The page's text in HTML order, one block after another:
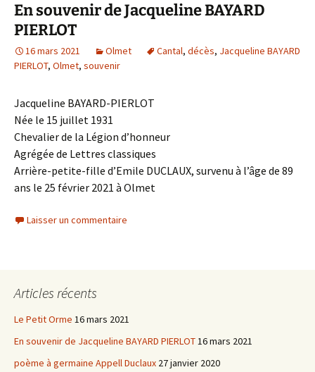
En souvenir de Jacqueline BAYARD
PIERLOT
16 mars 2021 Olmet Cantal, décès, Jacqueline BAYARD
PIERLOT, Olmet, souvenir
Jacqueline BAYARD-PIERLOT
Née le 15 juillet 1931
Chevalier de la Légion d’honneur
Agrégée de Lettres classiques
Arrière-petite-fille d’Emile DUCLAUX, survenu à l’âge de 89
ans le 25 février 2021 à Olmet
Laisser un commentaire
Articles récents
Le Petit Orme 16 mars 2021
En souvenir de Jacqueline BAYARD PIERLOT16 mars 2021
poème à germaine Appell Duclaux 27 janvier 2020